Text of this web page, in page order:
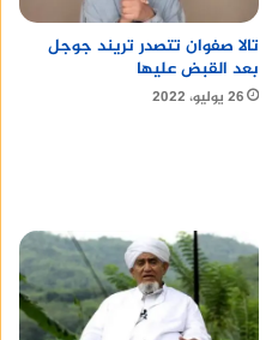
تالا صفوان تتصدر تريند جوجل
بعد القبض عليها
26 يوليو، 2022